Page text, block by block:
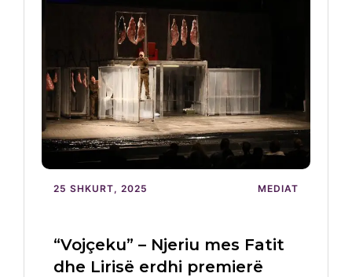
25 SHKURT, 2025 MEDIAT
“Vojçeku” – Njeriu mes Fatit
dhe Lirisë erdhi premierë